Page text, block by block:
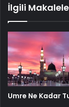
İlgili
Umre Ne Kadar